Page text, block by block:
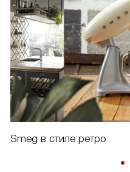
Smeg в стиле ретро